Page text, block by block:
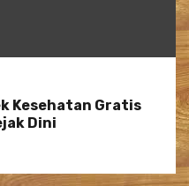
Kesehatan Gratis
Dini